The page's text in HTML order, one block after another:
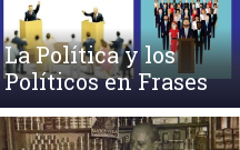
La Política y los
Políticos en Frases